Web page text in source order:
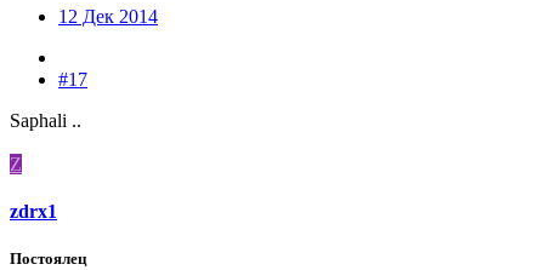
12 Дек 2014
#17
Saphali ..
Z
zdrx1
Постоялец